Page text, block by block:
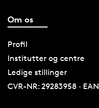
Om os
Profil
Institutter og centre
Ledige stillinger
CVR-NR: 29283958 · EAN